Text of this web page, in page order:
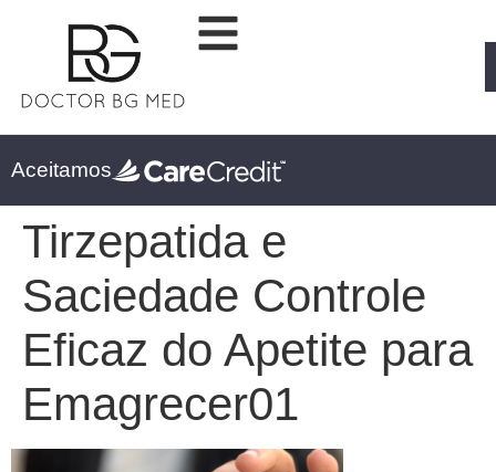
Aceitamos
Tirzepatida e
Saciedade Controle
Eficaz do Apetite para
Emagrecer01